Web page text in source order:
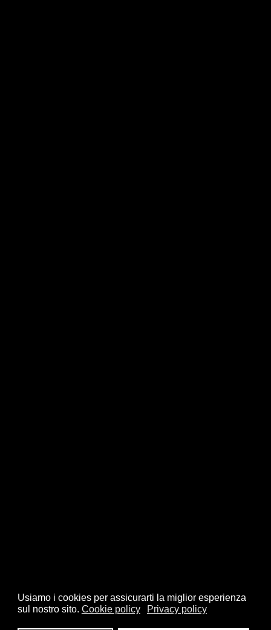
Usiamo i cookies per assicurarti la miglior esperienza
sul nostro sito. Cookie policy Privacy policy